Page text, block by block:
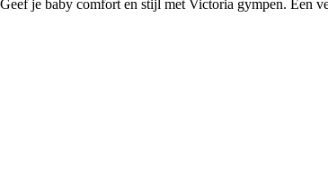
Geef je baby comfort en stijl met Victoria gympen. Een